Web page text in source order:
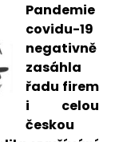
Pandemie
covidu-19
negativně
zasáhla
řadu firem
i celou
českou